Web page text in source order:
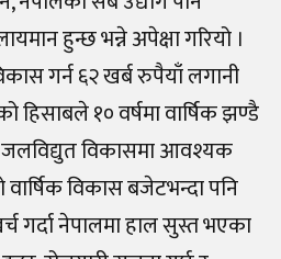
हुन्छ भन्ने अपेक्षा गरियो ।
गर्न ६२ खर्ब रुपैयाँ लगानी
१० वर्षमा वार्षिक झण्डै
जलविद्युत विकासमा आवश्यक
विकास बजेटभन्दा पनि
गर्दा नेपालमा हाल सुस्त भएका